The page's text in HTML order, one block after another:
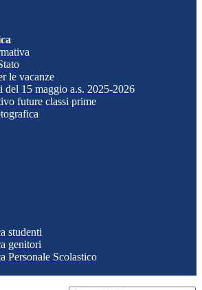
le vacanze
del 15 maggio a.s. 2025-2026
future classi prime
studenti
genitori
Personale Scolastico